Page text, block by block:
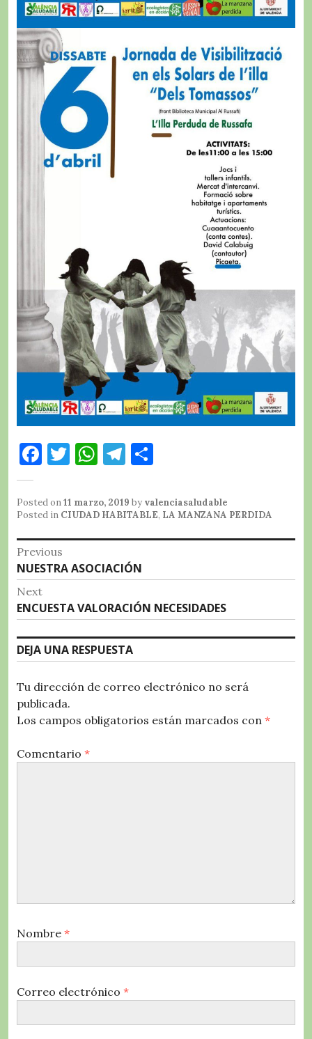
F
c
e
b
o
o
k
T
it
te
r
W
at
s
A
p
p
T
e
g
r
a
m
m
p
a
ir
Posted on11 marzo, 2019 by valenciasaludable
Posted in CIUDAD HABITABLE, LA MANZANA PERDIDA
Navegación
de
entradas
Previous
Previous
post:
NUESTRA ASOCIACIÓN
Next
Next
post:
ENCUESTA VALORACIÓN NECESIDADES
DEJA UNA RESPUESTA
Tu dirección de correo electrónico no será
publicada.
Los campos obligatorios están marcados con *
Comentario *
Nombre *
Correo electrónico *